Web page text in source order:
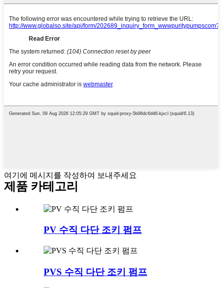
여기에 메시지를 작성하여 보내주세요
제품 카테고리
PV 수직 다단 조키 펌프
PVS 수직 다단 조키 펌프